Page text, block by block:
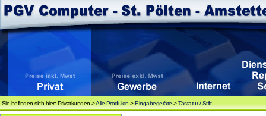
Sie befinden sich hier: Privatkunden >Alle Produkte >Eingabegeräte >Tastatur / Stift